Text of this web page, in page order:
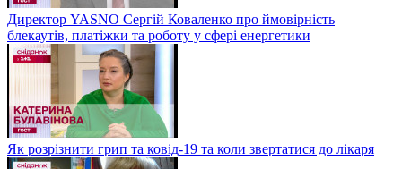
Директор YASNO Сергій Коваленко про ймовірність
блекаутів, платіжки та роботу у сфері енергетики
Як розрізнити грип та ковід-19 та коли звертатися до лікаря